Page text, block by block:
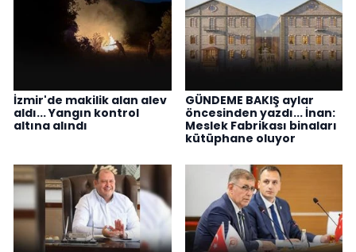
İzmir'de makilik alan alev
aldı... Yangın kontrol
altına alındı
GÜNDEME BAKIŞ aylar
öncesinden yazdı... İnan:
Meslek Fabrikası binaları
kütüphane oluyor